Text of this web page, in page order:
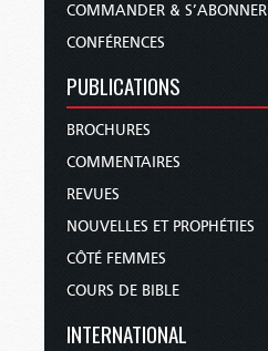
COMMANDER & S’ABONNER
CONFÉRENCES
PUBLICATIONS
BROCHURES
COMMENTAIRES
REVUES
NOUVELLES ET PROPHÉTIES
CÔTÉ FEMMES
COURS DE BIBLE
INTERNATIONAL